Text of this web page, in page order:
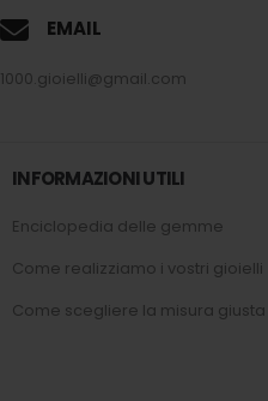
EMAIL
1000.gioielli@gmail.com
INFORMAZIONI UTILI
Enciclopedia delle gemme
Come realizziamo i vostri gioielli
Come scegliere la misura giusta